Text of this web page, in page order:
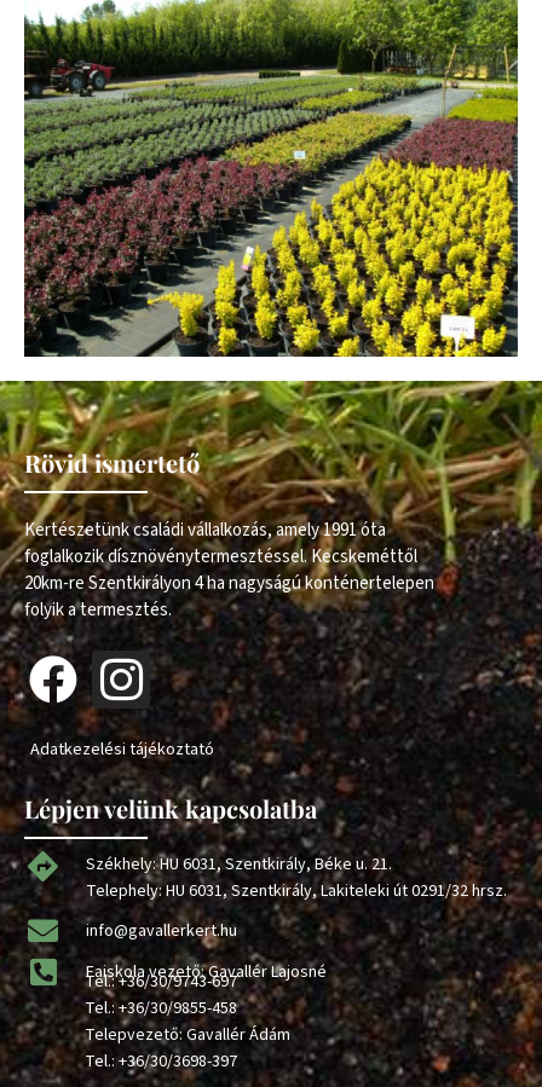
Rövid ismertető
Kertészetünk családi vállalkozás, amely 1991 óta
foglalkozik dísznövénytermesztéssel. Kecskeméttől
20km-re Szentkirályon 4 ha nagyságú konténertelepen
folyik a termesztés.
Adatkezelési tájékoztató
Lépjen velünk kapcsolatba
Székhely: HU 6031, Szentkirály, Béke u. 21.
Telephely: HU 6031, Szentkirály, Lakiteleki út 0291/32 hrsz.
info@gavallerkert.hu
Faiskola vezető: Gavallér Lajosné
Tel.:+36/30/9743-697
Tel.:+36/30/9855-458
Telepvezető: Gavallér Ádám
Tel.:+36/30/3698-397